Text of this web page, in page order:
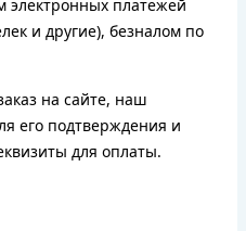
платежей
и другие), безналом по
на сайте, наш
его подтверждения и
для оплаты.